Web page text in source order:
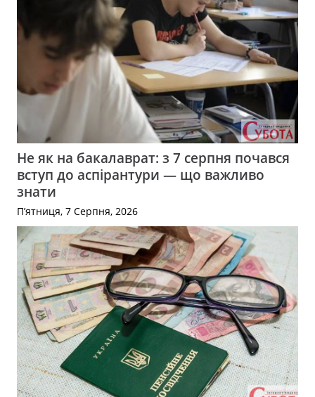
Не як на бакалаврат: з 7 серпня почався
вступ до аспірантури — що важливо
знати
П’ятниця, 7 Серпня, 2026